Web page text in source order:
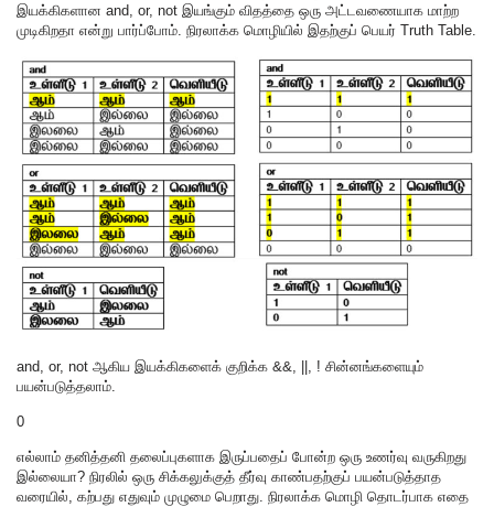
இயக்கிகளான and, or, not இயங்கும் விதத்தை ஒரு அட்டவணையாக மாற்ற
முடிகிறதா என்று பார்ப்போம். நிரலாக்க மொழியில் இதற்குப் பெயர் Truth Table.
and, or, not ஆகிய இயக்கிகளைக் குறிக்க &&, ||, ! சின்னங்களையும்
பயன்படுத்தலாம்.
0
எல்லாம் தனித்தனி தலைப்புகளாக இருப்பதைப் போன்ற ஒரு உணர்வு வருகிறது
இல்லையா? நிரலில் ஒரு சிக்கலுக்குத் தீர்வு காண்பதற்குப் பயன்படுத்தாத
வரையில், கற்பது எதுவும் முழுமை பெறாது. நிரலாக்க மொழி தொடர்பாக எதை